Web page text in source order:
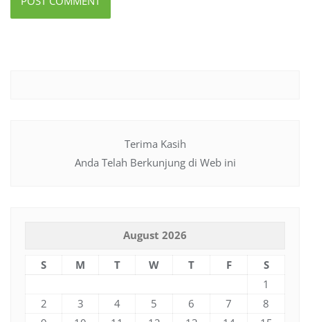
Terima Kasih
Anda Telah Berkunjung di Web ini
August 2026
S M T W T F
S
1
2
3 4 5 6 7
8